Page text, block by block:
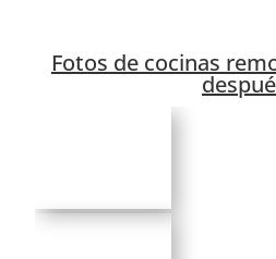
Fotos de cocinas